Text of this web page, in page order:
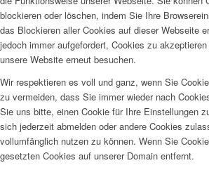
blockieren oder löschen, indem Sie Ihre
das Blockieren aller Cookies auf dieser Webseite
jedoch immer aufgefordert, Cookies zu
unsere Website erneut besuchen.
Wir respektieren es voll und ganz, wenn Sie
zu vermeiden, dass Sie immer wieder nach
Sie uns bitte, einen Cookie für Ihre Einstellungen
sich jederzeit abmelden oder andere Cookies
vollumfänglich nutzen zu können. Wenn Sie
gesetzten Cookies auf unserer Domain entfernt.